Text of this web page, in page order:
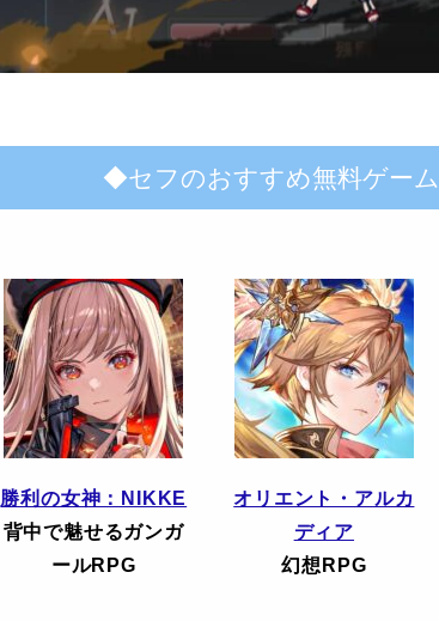
◆セフのおすすめ無料ゲー
勝利の女神：NIKKE
背中で魅せるガンガ
ールRPG
オリエント・アルカ
ディア
幻想RPG